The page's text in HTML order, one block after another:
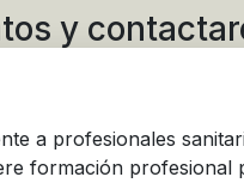
y
a profesionales
formación profesional